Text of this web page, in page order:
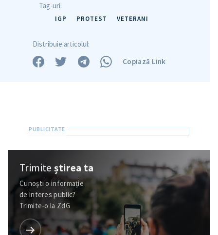
Tag-uri:
IGP PROTEST VETERANI
Distribuie articolul:
Copiază Link
Trimiteștirea ta
Cunoști o informație
de interes public?
Trimite-o la ZdG